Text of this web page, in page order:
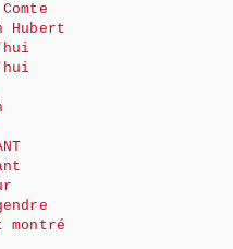
Hubert
montré